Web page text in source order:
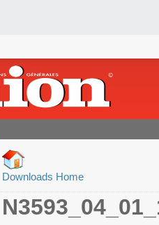
Downloads Home